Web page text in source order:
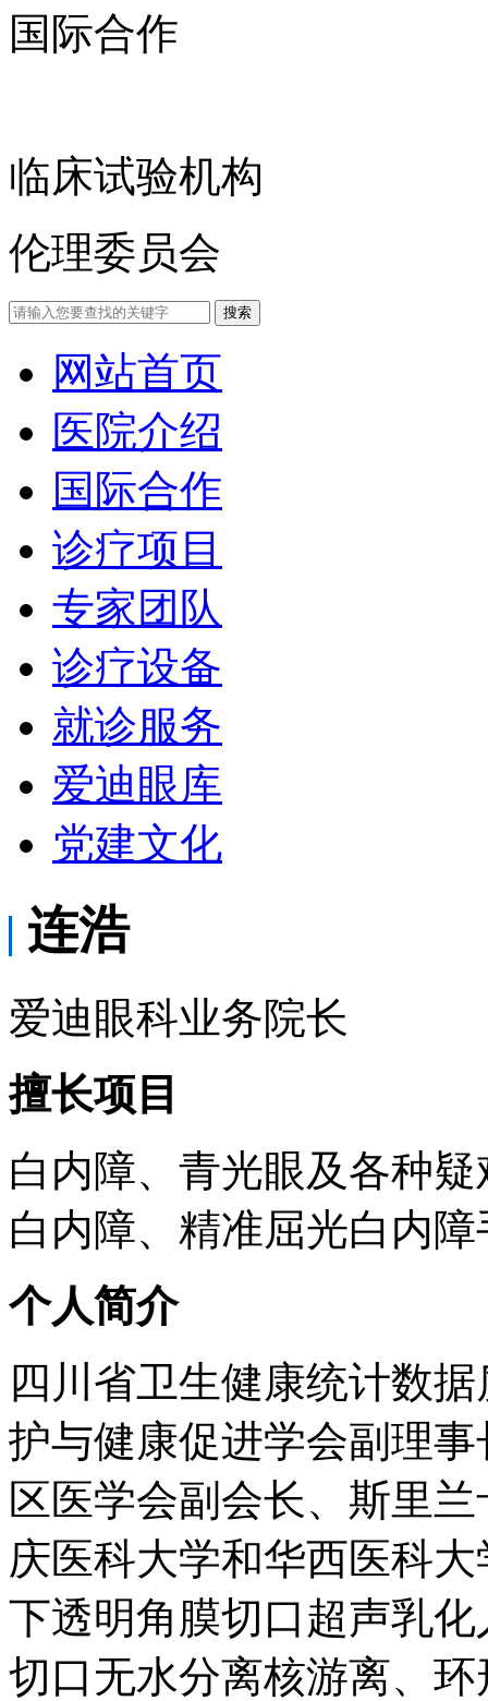
国际合作
临床试验机构
伦理委员会
网站首页
医院介绍
国际合作
诊疗项目
专家团队
诊疗设备
就诊服务
爱迪眼库
党建文化
连浩
爱迪眼科业务院长
擅长项目
白内障、青光眼及各种
白内障、精准屈光白内障
个人简介
四川省卫生健康统计数
护与健康促进学会副理
区医学会副会长、斯里
庆医科大学和华西医科
下透明角膜切口超声乳
切口无水分离核游离、